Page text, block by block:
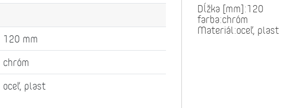
120 mm
chróm
oceľ, plast
Dĺžka [mm]:120
farba:chróm
Materiál:oceľ, plast